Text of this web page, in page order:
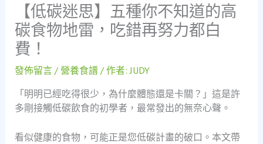
【低碳迷思】五種你不知道的高
碳食物地雷，吃錯再努力都白
費！
發佈留言 / 營養食譜/ 作者:JUDY
「明明已經吃得很少，為什麼體態還是卡關？」這是許
多剛接觸低碳飲食的初學者，最常發出的無奈心聲。
看似健康的食物，可能正是您低碳計畫的破口。本文帶